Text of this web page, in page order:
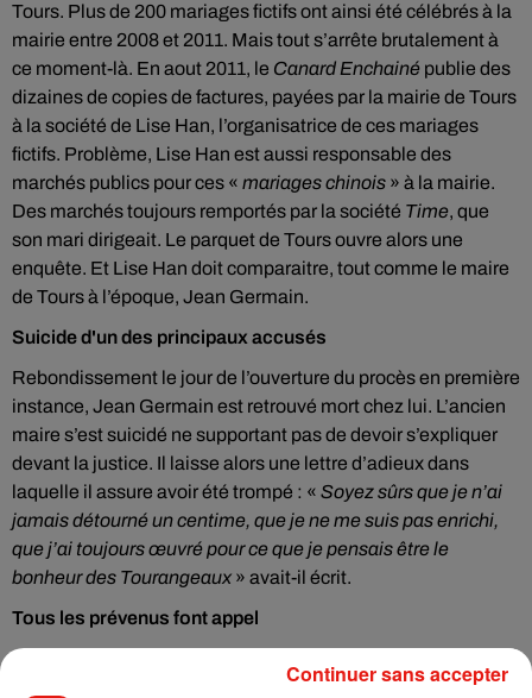
Tours. Plus de 200 mariages fictifs ont ainsi été célébrés à la
mairie entre 2008 et 2011. Mais tout s’arrête brutalement à
ce moment-là. En aout 2011, le Canard Enchainé publie des
dizaines de copies de factures, payées par la mairie de Tours
à la société de Lise Han, l’organisatrice de ces mariages
fictifs. Problème, Lise Han est aussi responsable des
marchés publics pour ces « mariages chinois » à la mairie.
Des marchés toujours remportés par la société Time, que
son mari dirigeait. Le parquet de Tours ouvre alors une
enquête. Et Lise Han doit comparaitre, tout comme le maire
de Tours à l’époque, Jean Germain.
Suicide d'un des principaux accusés
Rebondissement le jour de l’ouverture du procès en première
instance, Jean Germain est retrouvé mort chez lui. L’ancien
maire s’est suicidé ne supportant pas de devoir s’expliquer
devant la justice. Il laisse alors une lettre d’adieux dans
laquelle il assure avoir été trompé : « Soyez sûrs que je n’ai
jamais détourné un centime, que je ne me suis pas enrichi,
que j’ai toujours œuvré pour ce que je pensais être le
bonheur des Tourangeaux » avait-il écrit.
Tous les prévenus font appel
Le procès est alors reporté mais il a finalement bien lieu. Et
Lise Han est condamnée à un an de prison ferme et à 800
Continuer sans accepter